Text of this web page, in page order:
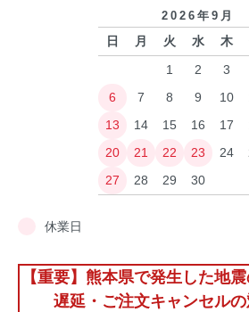
2026年9月
日 月 火 水 木
1
2 3
6
7 8 9 10
13
14 15 16 17
20
21 22 23 24
27
28 29 30
休業日
【重要】熊本県で発生した地
遅延・ご注文キャンセル